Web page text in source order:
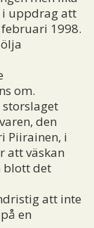
i uppdrag att
1998.
om.
den
Piirainen, i
att väskan
blott det
att inte
en